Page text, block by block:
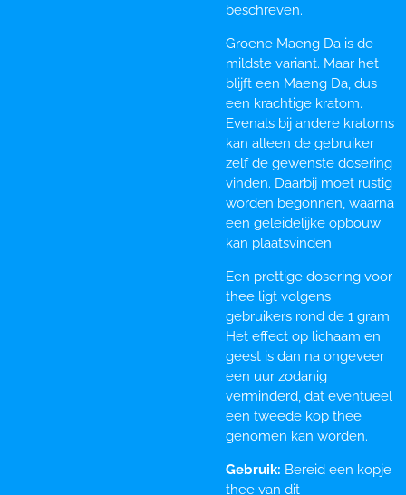
beschreven.
Groene Maeng Da is de
mildste variant. Maar het
blijft een Maeng Da, dus
een krachtige kratom.
Evenals bij andere kratoms
kan alleen de gebruiker
zelf de gewenste dosering
vinden. Daarbij moet rustig
worden begonnen, waarna
een geleidelijke opbouw
kan plaatsvinden.
Een prettige dosering voor
thee ligt volgens
gebruikers rond de 1 gram.
Het effect op lichaam en
geest is dan na ongeveer
een uur zodanig
verminderd, dat eventueel
een tweede kop thee
genomen kan worden.
Gebruik: Bereid een kopje
thee van dit